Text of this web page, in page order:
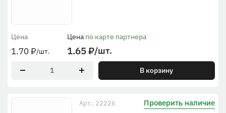
Цена
1.70₽/шт.
Цена по карте партнера
1.65₽/шт.
В корзину
Арт.: 22226 Проверить наличие